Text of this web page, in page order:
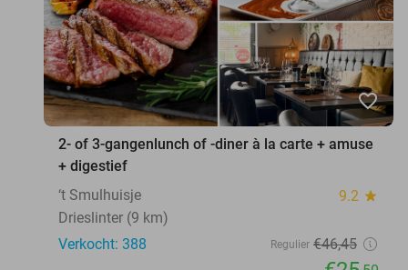
favorite_border
2- of 3-gangenlunch of -diner à la carte + amuse
+ digestief
‘t Smulhuisje
9.2 star
Drieslinter (9 km)
Verkocht: 388
Regulier €46,45